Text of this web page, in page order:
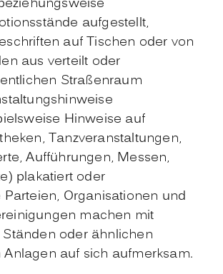
aufgestellt,
auf Tischen oder von
aus verteilt oder
Straßenraum
Hinweise auf
Tanzveranstaltungen,
Aufführungen, Messen,
plakatiert oder
Organisationen und
machen mit
Ständen oder ähnlichen
Anlagen auf sich aufmerksam.